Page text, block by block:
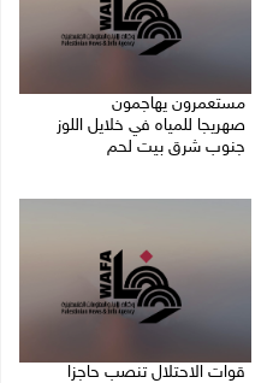
مستعمرون يهاجمون
صهريجا للمياه في خلايل اللوز
جنوب شرق بيت لحم
قوات الاحتلال تنصب حاجزا